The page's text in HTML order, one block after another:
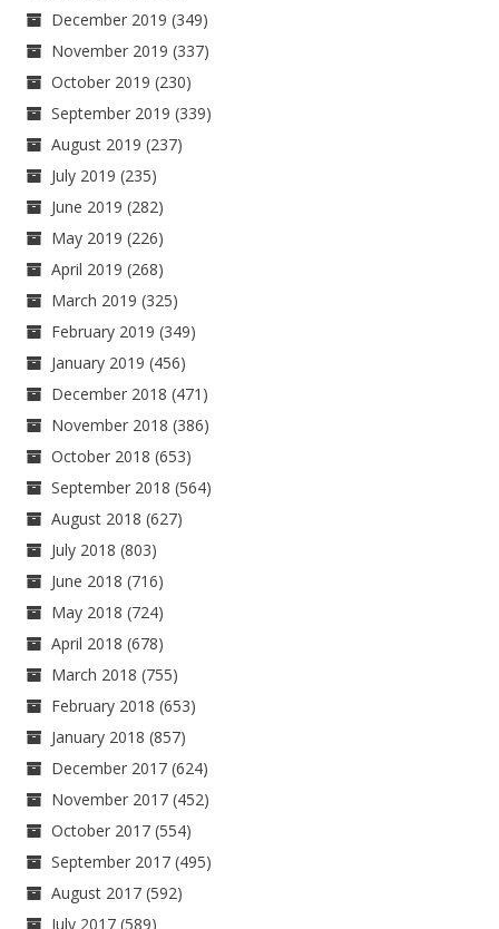
December 2019 (349)
November 2019 (337)
October 2019 (230)
September 2019 (339)
August 2019 (237)
July 2019 (235)
June 2019 (282)
May 2019 (226)
April 2019 (268)
March 2019 (325)
February 2019 (349)
January 2019 (456)
December 2018 (471)
November 2018 (386)
October 2018 (653)
September 2018 (564)
August 2018 (627)
July 2018 (803)
June 2018 (716)
May 2018 (724)
April 2018 (678)
March 2018 (755)
February 2018 (653)
January 2018 (857)
December 2017 (624)
November 2017 (452)
October 2017 (554)
September 2017 (495)
August 2017 (592)
July 2017 (589)